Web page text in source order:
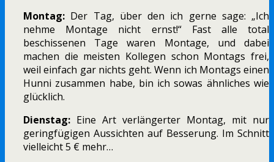
Montag: Der Tag, über den ich gerne sage: „Ich
nehme Montage nicht ernst!“ Fast alle total
beschissenen Tage waren Montage, und dabei
machen die meisten Kollegen schon Montags frei,
weil einfach gar nichts geht. Wenn ich Montags einen
Hunni zusammen habe, bin ich sowas ähnliches wie
glücklich.
Dienstag: Eine Art verlängerter Montag, mit nur
geringfügigen Aussichten auf Besserung. Im Schnitt
vielleicht 5 € mehr…